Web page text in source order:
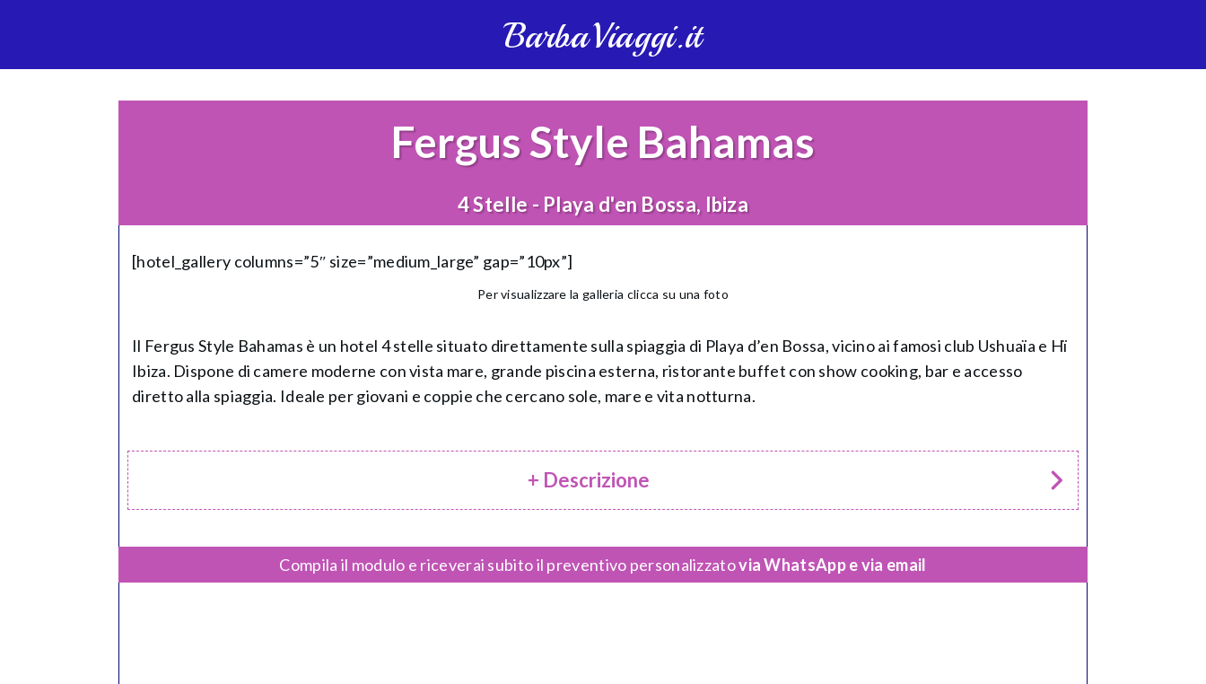
BarbaViaggi.it
Fergus Style Bahamas
4 Stelle - Playa d'en Bossa, Ibiza
[hotel_gallery columns=”5″ size=”medium_large” gap=”10px”]
Per visualizzare la galleria clicca su una foto
Il Fergus Style Bahamas è un hotel 4 stelle situato direttamente sulla spiaggia di Playa d’en Bossa, vicino ai famosi club Ushuaïa e Hï
Ibiza. Dispone di camere moderne con vista mare, grande piscina esterna, ristorante buffet con show cooking, bar e accesso
diretto alla spiaggia. Ideale per giovani e coppie che cercano sole, mare e vita notturna.
+ Descrizione
Compila il modulo e riceverai subito il preventivo personalizzatovia WhatsApp e via email